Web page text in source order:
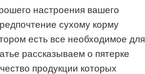
настроения вашего
сухому корму
есть все необходимое для
рассказываем о пятерке
продукции которых